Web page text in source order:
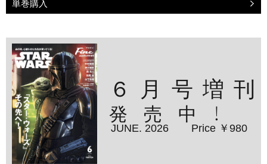
単巻購入
６月号増刊
発売中！
JUNE. 2026 Price ￥980